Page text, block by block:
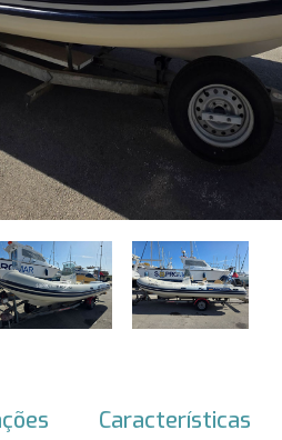
Características